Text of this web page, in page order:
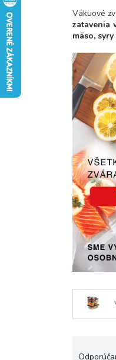
Vákuové
zatavenia
mäso, syry